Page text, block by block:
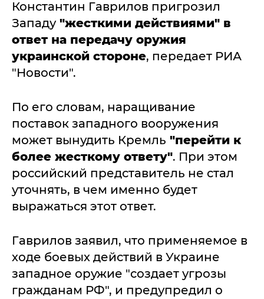
Константин Гаврилов пригрозил
Западу"жесткими действиями" в
ответ на передачу оружия
украинской стороне, передает РИА
"Новости".
По его словам, наращивание
поставок западного вооружения
может вынудить Кремль "перейти к
более жесткому ответу". При этом
российский представитель не стал
уточнять, в чем именно будет
выражаться этот ответ.
Гаврилов заявил, что применяемое в
ходе боевых действий в Украине
западное оружие "создает угрозы
гражданам РФ", и предупредил о